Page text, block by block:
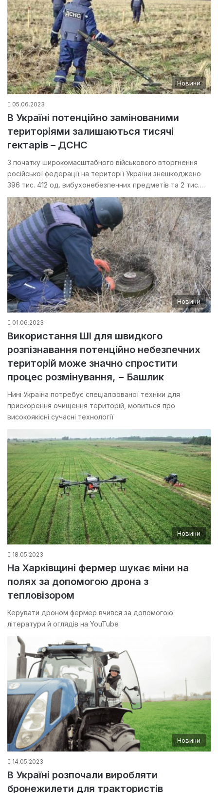
Новини
05.06.2023
В Україні потенційно замінованими
територіями залишаються тисячі
гектарів – ДСНС
З початку широкомасштабного військового вторгнення
російської федерації на території України знешкоджено
396 тис. 412 од. вибухонебезпечних предметів та 2 тис.…
Новини
01.06.2023
Використання ШІ для швидкого
розпізнавання потенційно небезпечних
територій може значно спростити
процес розмінування, − Башлик
Нині Україна потребує спеціалізованої техніки для
прискорення очищення територій, мовиться про
високоякісні сучасні технології
Новини
18.05.2023
На Харківщині фермер шукає міни на
полях за допомогою дрона з
тепловізором
Керувати дроном фермер вчився за допомогою
літератури й оглядів на YouTube
Новини
14.05.2023
В Україні розпочали виробляти
бронежилети для трактористів